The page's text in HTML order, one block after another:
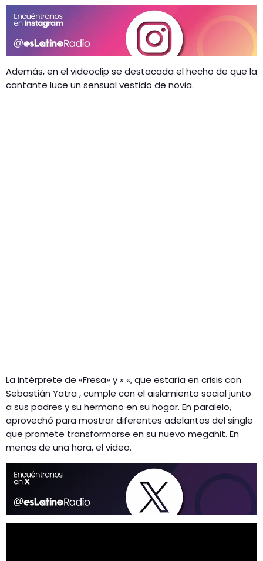
Además, en el videoclip se destacada el hecho de que la
cantante luce un sensual vestido de novia.
La intérprete de «Fresa» y » «, que estaría en crisis con
Sebastián Yatra , cumple con el aislamiento social junto
a sus padres y su hermano en su hogar. En paralelo,
aprovechó para mostrar diferentes adelantos del single
que promete transformarse en su nuevo megahit. En
menos de una hora, el video.